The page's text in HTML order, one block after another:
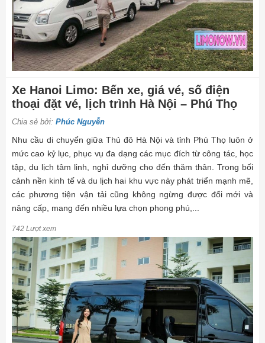
Xe Hanoi Limo: Bến xe, giá vé, số điện
thoại đặt vé, lịch trình Hà Nội – Phú Thọ
Chia sẻ bởi: Phúc Nguyễn
Nhu cầu di chuyển giữa Thủ đô Hà Nội và tỉnh Phú Thọ luôn ở
mức cao kỷ lục, phục vụ đa dạng các mục đích từ công tác, học
tập, du lịch tâm linh, nghỉ dưỡng cho đến thăm thân. Trong bối
cảnh nền kinh tế và du lịch hai khu vực này phát triển mạnh mẽ,
các phương tiện vận tải cũng không ngừng được đổi mới và
nâng cấp, mang đến nhiều lựa chọn phong phú,...
742 Lượt xem